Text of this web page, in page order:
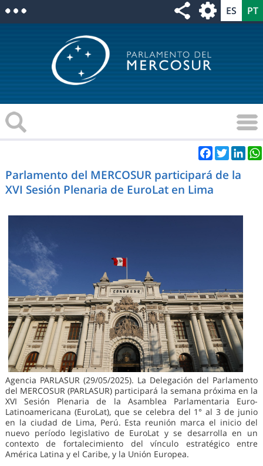
Facebook
Twitter
Parlamento del MERCOSUR participará de la
XVI Sesión Plenaria de EuroLat en Lima
Agencia PARLASUR (29/05/2025). La Delegación del Parlamento
del MERCOSUR (PARLASUR) participará la semana próxima en la
XVI Sesión Plenaria de la Asamblea Parlamentaria Euro-
Latinoamericana (EuroLat), que se celebra del 1° al 3 de junio
en la ciudad de Lima, Perú. Esta reunión marca el inicio del
nuevo período legislativo de EuroLat y se desarrolla en un
contexto de fortalecimiento del vínculo estratégico entre
América Latina y el Caribe, y la Unión Europea.